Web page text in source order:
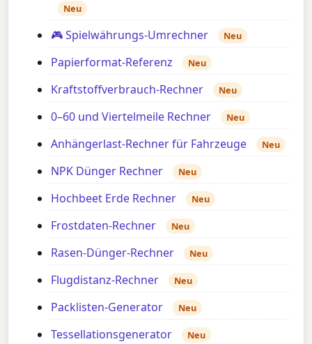
Neu
🎮 Spielwährungs-Umrechner Neu
Papierformat-Referenz Neu
Kraftstoffverbrauch-Rechner Neu
0–60 und Viertelmeile Rechner Neu
Anhängerlast-Rechner für Fahrzeuge Neu
NPK Dünger Rechner Neu
Hochbeet Erde Rechner Neu
Frostdaten-Rechner Neu
Rasen-Dünger-Rechner Neu
Flugdistanz-Rechner Neu
Packlisten-Generator Neu
Tessellationsgenerator Neu